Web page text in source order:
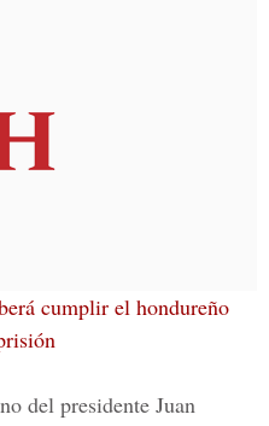
cumplir el hondureño
del presidente Juan